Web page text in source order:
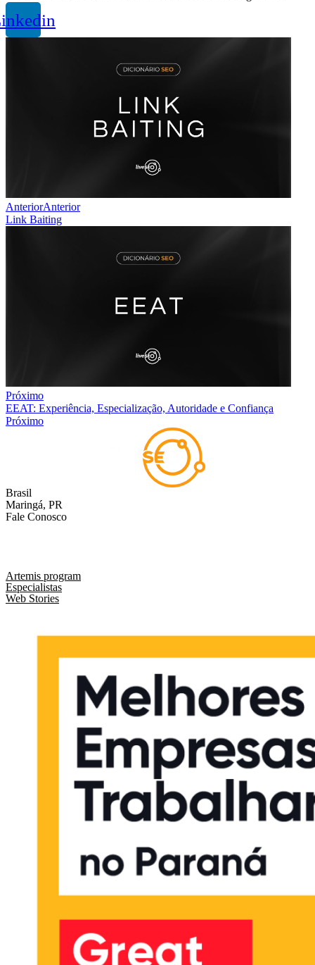
AnteriorAnterior
Link Baiting
Próximo
EEAT: Experiência, Especialização, Autoridade e Confiança
Próximo
Brasil
Maringá, PR
Fale Conosco
Artemis program
Especialistas
Web Stories